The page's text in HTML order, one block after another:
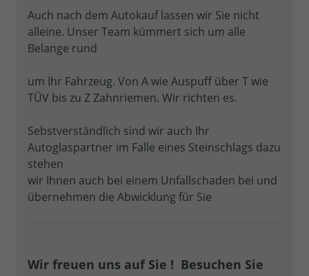
Auch nach dem Autokauf lassen wir Sie nicht
alleine. Unser Team kümmert sich um alle
Belange rund
um Ihr Fahrzeug. Von A wie Auspuff über T wie
TÜV bis zu Z Zahnriemen. Wir richten es.
Sebstverständlich sind wir auch Ihr
Autoglaspartner im Falle eines Steinschlags dazu
stehen
wir Ihnen auch bei einem Unfallschaden bei und
übernehmen die Abwicklung für Sie
Wir freuen uns auf Sie ! Besuchen Sie